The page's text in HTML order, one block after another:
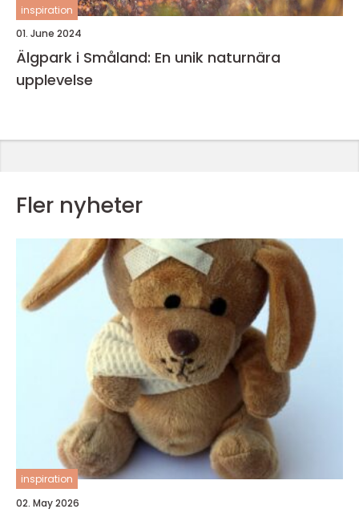
inspiration
01. June 2024
Älgpark i Småland: En unik naturnära
upplevelse
Fler nyheter
inspiration
02. May 2026